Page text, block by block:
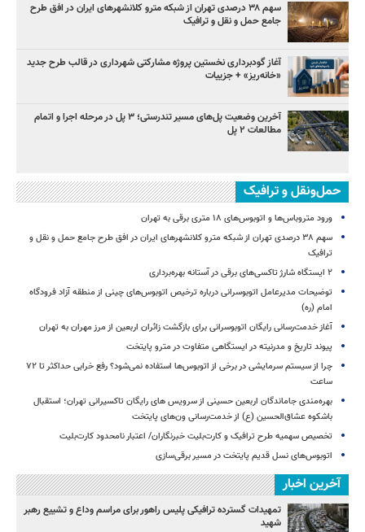
سهم ۳۸ درصدی تهران از شبکه مترو کلانشهرهای ایران در افق طرح
جامع حمل و نقل و ترافیک
آغاز گودبرداری نخستین پروژه مشارکتی شهرداری در قالب طرح جدید
«خانه‌ریز» + جزییات
آخرین وضعیت پل‌های مسیر تندرستی؛ ۳ پل در مرحله اجرا و اتمام
مطالعات ۲ پل
حمل‌ونقل و ترافیک
ورود متروباس‌ها و اتوبوس‌های ۱۸ متری برقی به تهران
سهم ۳۸ درصدی تهران از شبکه مترو کلانشهرهای ایران در افق طرح جامع حمل و نقل و
ترافیک
۲ ایستگاه شارژ تاکسی‌های برقی در آستانه بهره‌برداری
توضیحات مدیرعامل اتوبوسرانی درباره ترخیص اتوبوس‌های چینی از منطقه آزاد فرودگاه
امام (ره)
آغاز خدمت‌رسانی رایگان اتوبوسرانی برای بازگشت زائران اربعین از مرز مهران به تهران
پیوند تاریخ و مدرنیته در ایستگاهی متفاوت در مترو پایتخت
چرا از سیستم سرمایشی در برخی از اتوبوس‌ها استفاده نمی‌شود؟ رفع خرابی حداکثر تا ۷۲
ساعت
بهره‌مندی جاماندگان اربعین حسینی از سرویس‌ های رایگان تاکسیرانی تهران؛ استقبال
باشکوه عشاق‌الحسین (ع) از خدمت‌رسانی ون‌های پایتخت
تخصیص سهمیه طرح ترافیک و کارت‌بلیت خبرنگاران/ اعتبار نامحدود کارت‌بلیت
اتوبوس‌های نسل قدیم پایتخت در مسیر برقی‌سازی
آخرین اخبار
تمهیدات گسترده ترافیکی پلیس راهور برای مراسم وداع و تشییع رهبر
شهید